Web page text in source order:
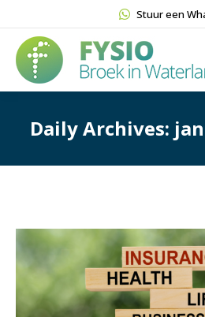
Stuur een
Daily Archives: